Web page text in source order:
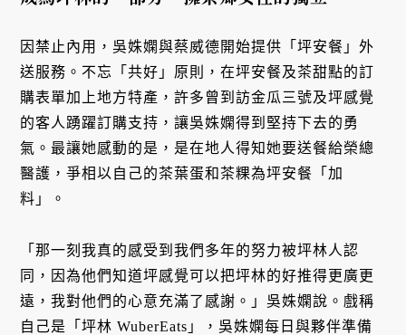
因禁止內用，吳姝嫻與蔡威德開始提供「坪安餐」外
送服務。不忘「共好」原則，在坪安餐及茶甜點的訂
購表單加上地方特產，許多曾到訪金瓜三號及坪感覺
的客人踴躍訂購支持，讓吳姝嫻得到堅持下去的勇
氣。最讓她感動的是，是在地人得知她要送餐給榮總
醫護，爭相以自己的茶葉蛋和茶粿為坪安餐「加
料」。
「那一刻我真的感受到我們多年的努力被坪林人認
同，因為他們知道坪感覺可以把坪林的好推得更廣更
遠，我對他們的心意充滿了感謝。」吳姝嫻說。戲稱
自己是「坪林 WuberEats」，吳姝嫻每日與夥伴準備